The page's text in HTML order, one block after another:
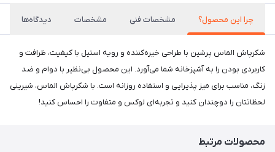
چرا این محصول؟ مشخصات فنی مشخصات دیدگاه‌ها
شکرپاش الماس پرشین با طراحی خیره‌کننده و رویه استیل با کیفیت، ظرافت و
کاربردی بودن را به آشپزخانه شما می‌آورد. این محصول بی‌نظیر با دوام و ضد
زنگ، مناسب برای میز پذیرایی و استفاده روزانه است. با شکرپاش الماس، شیرینی
لحظاتتان را دوچندان کنید و تجربه‌ای لوکس و متفاوت را احساس کنید!
محصولات مرتبط